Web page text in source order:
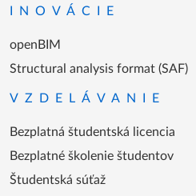
INOVÁCIE
openBIM
Structural analysis format (SAF)
VZDELÁVANIE
Bezplatná študentská licencia
Bezplatné školenie študentov
Študentská súťaž